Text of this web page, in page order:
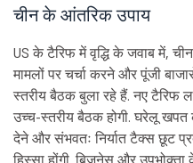
चीन के आंतरिक उपाय
US के टैरिफ में वृद्धि के जवाब में,
मामलों पर चर्चा करने और पूंजी
स्तरीय बैठक बुला रहे हैं. नए टैरिफ
उच्च-स्तरीय बैठक होगी. घरेलू खपत
देने और संभवतः निर्यात टैक्स छूट